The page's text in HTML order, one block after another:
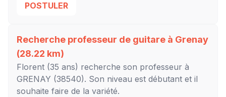
POSTULER
Recherche professeur de guitare à Grenay
(28.22 km)
Florent (35 ans) recherche son professeur à
GRENAY (38540). Son niveau est débutant et il
souhaite faire de la variété.